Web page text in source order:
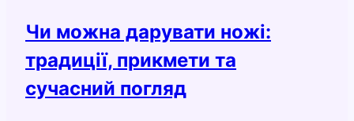
Чи можна дарувати ножі:
традиції, прикмети та
сучасний погляд